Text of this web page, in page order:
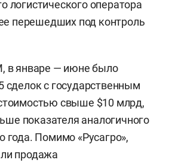
логистического оператора
перешедших под контроль
в январе — июне было
сделок с государственным
свыше $10 млрд,
показателя аналогичного
года. Помимо «Русагро»,
продажа